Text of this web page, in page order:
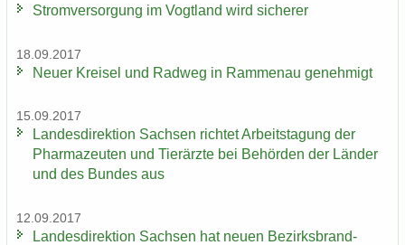
Strom­ver­sor­gung im Vogt­land wird si­che­rer
18.09.2017
Neuer Krei­sel und Rad­weg in Ram­men­au ge­neh­migt
15.09.2017
Lan­des­di­rek­ti­on Sach­sen rich­tet Ar­beits­ta­gung der
Phar­ma­zeu­ten und Tier­ärz­te bei Be­hör­den der Län­der
und des Bun­des aus
12.09.2017
Lan­des­di­rek­ti­on Sach­sen hat neuen Be­zirks­brand­